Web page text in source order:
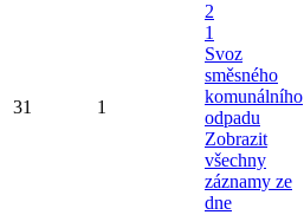
31 1
2
1
Svoz
směsného
komunálního
odpadu
Zobrazit
všechny
záznamy ze
dne